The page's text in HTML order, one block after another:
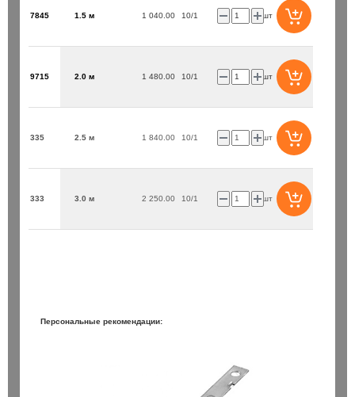
7845 1.5 м 1 040.00 10/1 шт
9715 2.0 м 1 480.00 10/1 шт
335 2.5 м 1 840.00 10/1 шт
333 3.0 м 2 250.00 10/1 шт
Персональные рекомендации: